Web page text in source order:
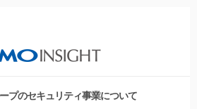
プのセキュリティ事業について